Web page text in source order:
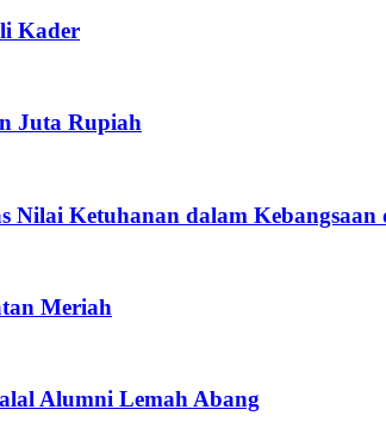
Kader
Juta Rupiah
Nilai Ketuhanan dalam Kebangsaan
Meriah
Alumni Lemah Abang